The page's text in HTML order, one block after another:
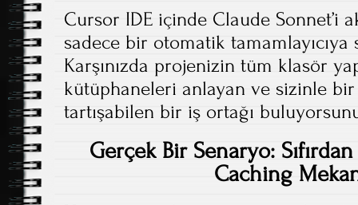
Cursor IDE içinde Claude Sonnet’i
sadece bir otomatik
Karşınızda projenizin tüm klasör
kütüphaneleri anlayan ve sizinle
tartışabilen bir iş ortağı
Gerçek Bir Senaryo:
Caching